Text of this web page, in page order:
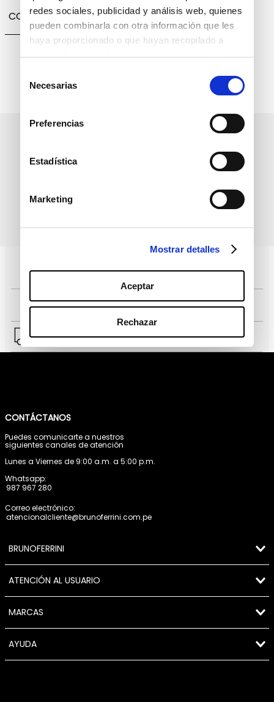
redes sociales, publicidad y análisis web, quienes
pueden combinarla con otra información que les
haya proporcionado o que hayan recopilado a
partir del uso que haya hecho de sus servicios.
deNecesarias
Preferencias
Estadística
Marketing
Mostrar detalles
Aceptar
Rechazar
COMPARTIR
Pagos 100% seguros, página certificada
Comprar fácil en solo 4 pasos
Envío a Lima y a provincias.
CONTÁCTANOS
Puedes comunicarte a nuestros
siguientes canales de atención
Lunes a Viernes de 9:00 a.m. a 5:00 p.m.
Whatsapp:
987 967 280
Correo electrónico:
atencionalcliente@brunoferrini.com.pe
BRUNOFERRINI
ATENCIÓN AL USUARIO
MARCAS
AYUDA